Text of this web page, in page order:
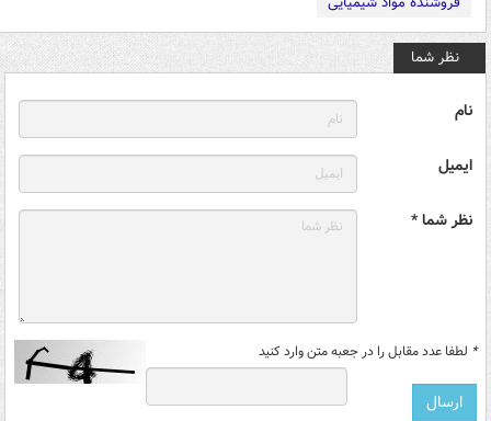
نظر شما
نام
ایمیل
نظر شما *
* لطفا عدد مقابل را در جعبه متن وارد کنید